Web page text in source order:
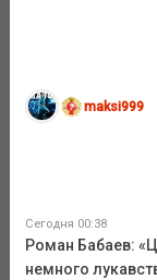
maksi999
Сегодня 00:38
Роман Бабаев:
немного